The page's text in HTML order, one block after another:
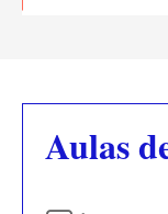
Aulas